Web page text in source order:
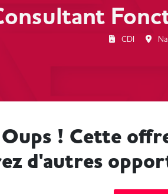
CDI
Oups ! Cette
d'autres